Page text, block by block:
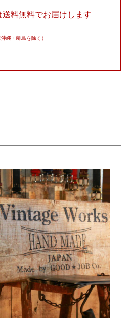
送料無料でお届けします
沖縄・離島を除く）